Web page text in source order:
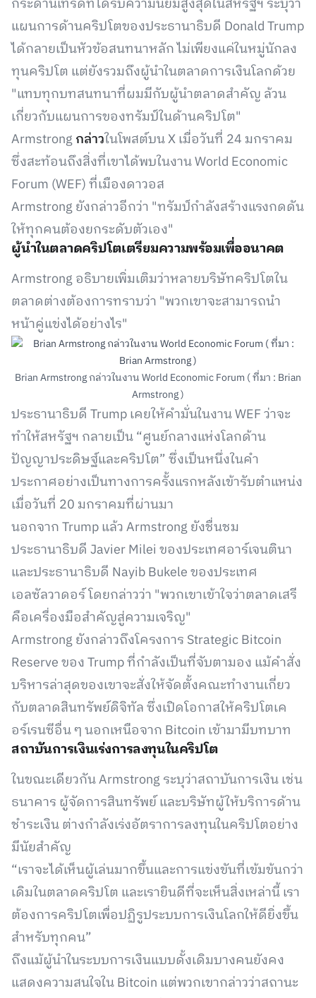
กระดานเทรดที่ได้รับความนิยมสูงสุดในสหรัฐฯ ระบุว่า
แผนการด้านคริปโตของประธานาธิบดี Donald Trump
ได้กลายเป็นหัวข้อสนทนาหลัก ไม่เพียงแค่ในหมู่นักลง
ทุนคริปโต แต่ยังรวมถึงผู้นำในตลาดการเงินโลกด้วย
"แทบทุกบทสนทนาที่ผมมีกับผู้นำตลาดสำคัญ ล้วน
เกี่ยวกับแผนการของทรัมป์ในด้านคริปโต"
Armstrongกล่าวในโพสต์บน X เมื่อวันที่ 24 มกราคม
ซึ่งสะท้อนถึงสิ่งที่เขาได้พบในงาน World Economic
Forum (WEF) ที่เมืองดาวอส
Armstrong ยังกล่าวอีกว่า "ทรัมป์กำลังสร้างแรงกดดัน
ให้ทุกคนต้องยกระดับตัวเอง"
ผู้นำในตลาดคริปโตเตรียมความพร้อมเพื่ออนาคต
Armstrong อธิบายเพิ่มเติมว่าหลายบริษัทคริปโตใน
ตลาดต่างต้องการทราบว่า "พวกเขาจะสามารถนำ
หน้าคู่แข่งได้อย่างไร"
Brian Armstrong กล่าวในงาน World Economic Forum ( ที่มา : Brian
Armstrong )
ประธานาธิบดี Trump เคยให้คำมั่นในงาน WEF ว่าจะ
ทำให้สหรัฐฯ กลายเป็น “ศูนย์กลางแห่งโลกด้าน
ปัญญาประดิษฐ์และคริปโต” ซึ่งเป็นหนึ่งในคำ
ประกาศอย่างเป็นทางการครั้งแรกหลังเข้ารับตำแหน่ง
เมื่อวันที่ 20 มกราคมที่ผ่านมา
นอกจาก Trump แล้ว Armstrong ยังชื่นชม
ประธานาธิบดี Javier Milei ของประเทศอาร์เจนตินา
และประธานาธิบดี Nayib Bukele ของประเทศ
เอลซัลวาดอร์ โดยกล่าวว่า "พวกเขาเข้าใจว่าตลาดเสรี
คือเครื่องมือสำคัญสู่ความเจริญ"
Armstrong ยังกล่าวถึงโครงการ Strategic Bitcoin
Reserve ของ Trump ที่กำลังเป็นที่จับตามอง แม้คำสั่ง
บริหารล่าสุดของเขาจะสั่งให้จัดตั้งคณะทำงานเกี่ยว
กับตลาดสินทรัพย์ดิจิทัล ซึ่งเปิดโอกาสให้คริปโตเค
อร์เรนซีอื่น ๆ นอกเหนือจาก Bitcoin เข้ามามีบทบาท
สถาบันการเงินเร่งการลงทุนในคริปโต
ในขณะเดียวกัน Armstrong ระบุว่าสถาบันการเงิน เช่น
ธนาคาร ผู้จัดการสินทรัพย์ และบริษัทผู้ให้บริการด้าน
ชำระเงิน ต่างกำลังเร่งอัตราการลงทุนในคริปโตอย่าง
มีนัยสำคัญ
“เราจะได้เห็นผู้เล่นมากขึ้นและการแข่งขันที่เข้มข้นกว่า
เดิมในตลาดคริปโต และเรายินดีที่จะเห็นสิ่งเหล่านี้ เรา
ต้องการคริปโตเพื่อปฏิรูประบบการเงินโลกให้ดียิ่งขึ้น
สำหรับทุกคน”
ถึงแม้ผู้นำในระบบการเงินแบบดั้งเดิมบางคนยังคง
แสดงความสนใจใน Bitcoin แต่พวกเขากล่าวว่าสถานะ